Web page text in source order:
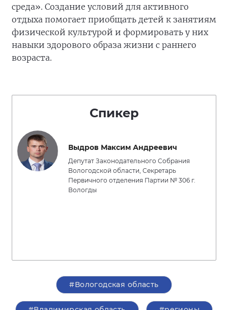
среда». Создание условий для активного
отдыха помогает приобщать детей к занятиям
физической культурой и формировать у них
навыки здорового образа жизни с раннего
возраста.
Спикер
Выдров Максим Андреевич
Депутат Законодательного Собрания
Вологодской области, Секретарь
Первичного отделения Партии № 306 г.
Вологды
#Вологодская область